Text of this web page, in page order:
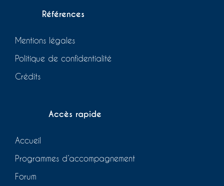
Références
Mentions légales
Politique de confidentialité
Crédits
Accès rapide
Accueil
Programmes d’accompagnement
Forum